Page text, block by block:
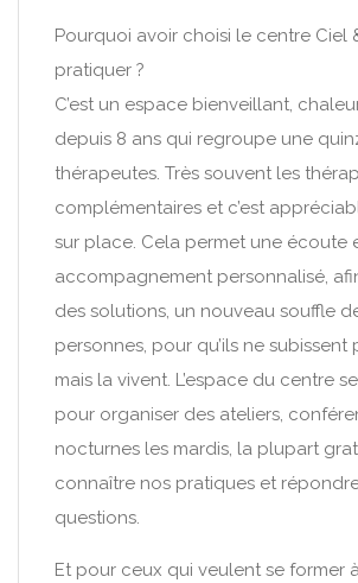
Pourquoi avoir choisi le centre Ciel
pratiquer ?
C’est un espace bienveillant,
depuis 8 ans qui regroupe une
thérapeutes. Très souvent les
complémentaires et c’est
sur place. Cela permet une écoute
accompagnement personnalisé,
des solutions, un nouveau souffle
personnes, pour qu’ils ne subissent
mais la vivent. L’espace du centre
pour organiser des ateliers,
nocturnes les mardis, la plupart
connaître nos pratiques et
questions.
Et pour ceux qui veulent se former